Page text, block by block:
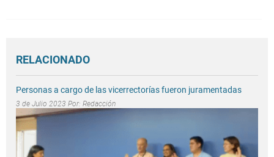
RELACIONADO
Personas a cargo de las vicerrectorías fueron juramentadas
3 de Julio 2023 Por: Redacción